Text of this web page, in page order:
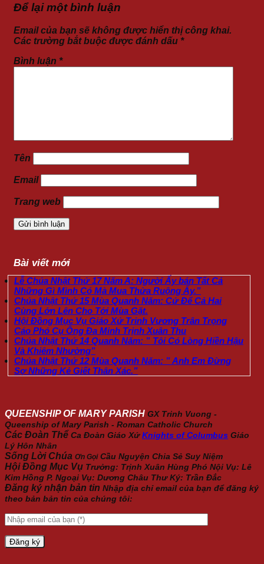
Để lại một bình luận
Email của bạn sẽ không được hiển thị công khai.
Các trường bắt buộc được đánh dấu *
Bình luận *
Tên
Email
Trang web
Bài viết mới
Lễ Chúa Nhật Thứ 17 Năm A: Người Ấy bán Tất Cả
Những Gì Mình Có Mà Mua Thửa Ruộng Ấy.”
Chúa Nhật Thứ 15 Mùa Quanh Năm: Cứ Để Cả Hai
Cùng Lớn Lên Cho Tới Mùa Gặt.
Hội Đồng Mục Vụ Giáo Xứ Trinh Vương Trân Trọng
Cáo Phó Cụ Ông Đa Minh Trịnh Xuân Thu
Chúa Nhật Thứ 14 Quanh Năm: ” Tôi Có Lòng Hiền Hậu
Và Khiêm Nhường”
Chúa Nhật Thứ 12 Mùa Quanh Năm: ” Anh Em Đừng
Sợ Những Kẻ Giết Thân Xác.”
QUEENSHIP OF MARY PARISH GX Trinh Vuong -
Queenship of Mary Parish - Roman Catholic Church
Các Đoàn Thể Ca Đoàn Giáo Xứ Knights of Columbus Giáo
Lý Hôn Nhân
Sống Lời Chúa Ơn Gọi Cầu Nguyện Chia Sẻ Suy Niệm
Hội Đồng Mục Vụ Trưởng: Trịnh Xuân Hùng Phó Nội Vụ: Lê
Kim Hồng P. Ngoại Vụ: Dương Châu Thư Ký: Trần Đắc
Đăng ký nhận bản tin Nhập địa chỉ email của bạn để đăng ký
theo bản bản tin của chúng tôi: